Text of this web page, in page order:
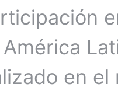
en